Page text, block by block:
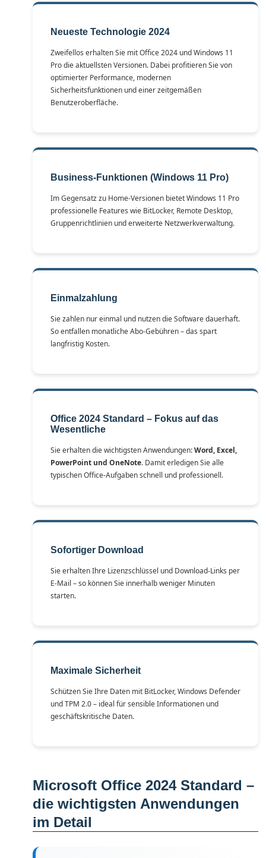
Neueste Technologie 2024
Zweifellos erhalten Sie mit Office 2024 und Windows 11
Pro die aktuellsten Versionen. Dabei profitieren Sie von
optimierter Performance, modernen
Sicherheitsfunktionen und einer zeitgemäßen
Benutzeroberfläche.
Business-Funktionen (Windows 11 Pro)
Im Gegensatz zu Home-Versionen bietet Windows 11 Pro
professionelle Features wie BitLocker, Remote Desktop,
Gruppenrichtlinien und erweiterte Netzwerkverwaltung.
Einmalzahlung
Sie zahlen nur einmal und nutzen die Software dauerhaft.
So entfallen monatliche Abo-Gebühren – das spart
langfristig Kosten.
Office 2024 Standard – Fokus auf das
Wesentliche
Sie erhalten die wichtigsten Anwendungen:Word, Excel,
PowerPoint und OneNote. Damit erledigen Sie alle
typischen Office-Aufgaben schnell und professionell.
Sofortiger Download
Sie erhalten Ihre Lizenzschlüssel und Download-Links per
E-Mail – so können Sie innerhalb weniger Minuten
starten.
Maximale Sicherheit
Schützen Sie Ihre Daten mit BitLocker, Windows Defender
und TPM 2.0 – ideal für sensible Informationen und
geschäftskritische Daten.
Microsoft Office 2024 Standard –
die wichtigsten Anwendungen
im Detail